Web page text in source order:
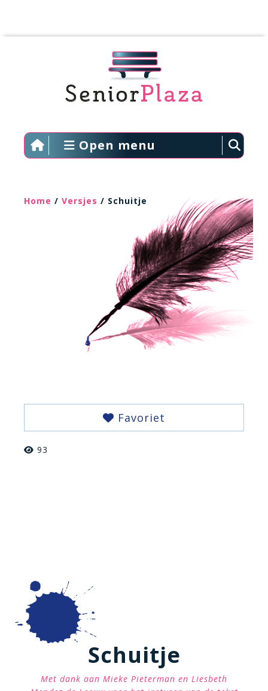
Open menu
Home / Versjes / Schuitje
Favoriet
93
Schuitje
Met dank aan Mieke Pieterman en Liesbeth